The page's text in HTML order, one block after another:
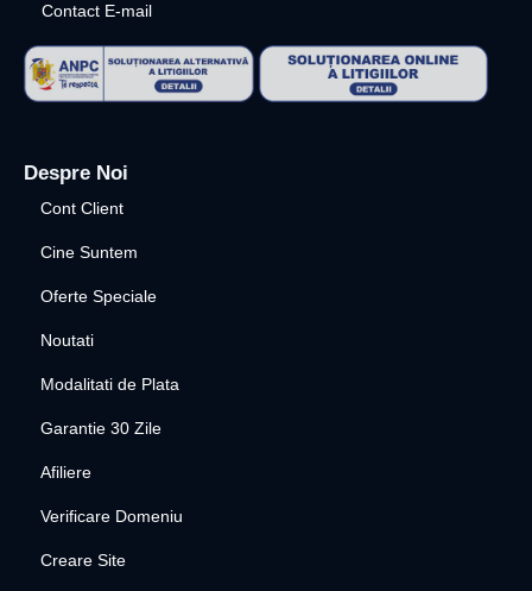
Contact E-mail
Despre Noi
Cont Client
Cine Suntem
Oferte Speciale
Noutati
Modalitati de Plata
Garantie 30 Zile
Afiliere
Verificare Domeniu
Creare Site